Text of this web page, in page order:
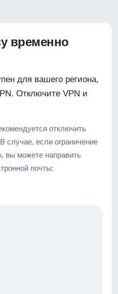
временно
для вашего региона,
Отключите VPN и
отключить
случае, если ограничение
вы можете направить
почты: